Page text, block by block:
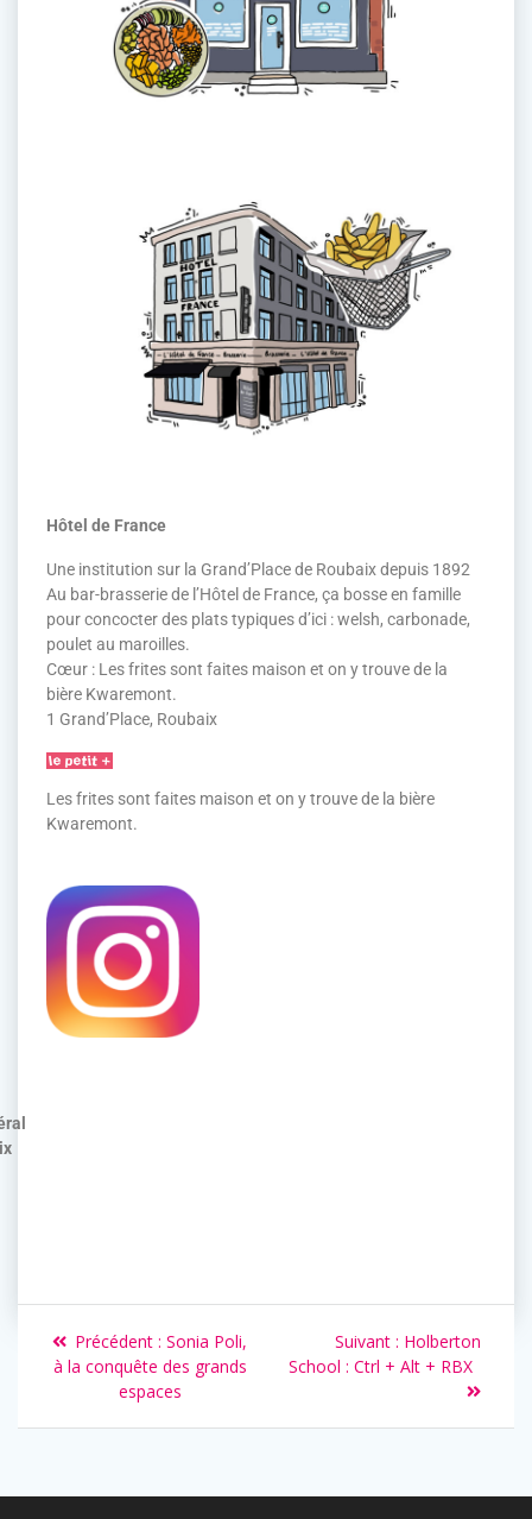
Hôtel de France
Une institution sur la Grand’Place de Roubaix depuis 1892
Au bar-brasserie de l’Hôtel de France, ça bosse en famille
pour concocter des plats typiques d’ici : welsh, carbonade,
poulet au maroilles.
Cœur : Les frites sont faites maison et on y trouve de la
bière Kwaremont.
1 Grand’Place, Roubaix
Les frites sont faites maison et on y trouve de la bière
Kwaremont.
Précédent : Sonia Poli,
à la conquête des grands
espaces
Suivant : Holberton
School : Ctrl + Alt + RBX